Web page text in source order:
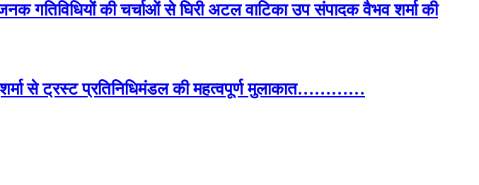
गतिविधियों की चर्चाओं से घिरी अटल वाटिका उप संपादक वैभव शर्मा की
शर्मा से ट्रस्ट प्रतिनिधिमंडल की महत्वपूर्ण मुलाकात…………